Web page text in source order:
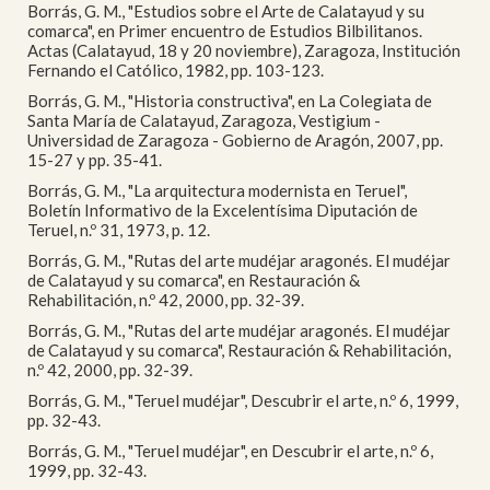
Borrás, G. M., "Estudios sobre el Arte de Calatayud y su
comarca", en Primer encuentro de Estudios Bilbilitanos.
Actas (Calatayud, 18 y 20 noviembre), Zaragoza, Institución
Fernando el Católico, 1982, pp. 103-123.
Borrás, G. M., "Historia constructiva", en La Colegiata de
Santa María de Calatayud, Zaragoza, Vestigium -
Universidad de Zaragoza - Gobierno de Aragón, 2007, pp.
15-27 y pp. 35-41.
Borrás, G. M., "La arquitectura modernista en Teruel",
Boletín Informativo de la Excelentísima Diputación de
Teruel, n.º 31, 1973, p. 12.
Borrás, G. M., "Rutas del arte mudéjar aragonés. El mudéjar
de Calatayud y su comarca", en Restauración &
Rehabilitación, n.º 42, 2000, pp. 32-39.
Borrás, G. M., "Rutas del arte mudéjar aragonés. El mudéjar
de Calatayud y su comarca", Restauración & Rehabilitación,
n.º 42, 2000, pp. 32-39.
Borrás, G. M., "Teruel mudéjar", Descubrir el arte, n.º 6, 1999,
pp. 32-43.
Borrás, G. M., "Teruel mudéjar", en Descubrir el arte, n.º 6,
1999, pp. 32-43.